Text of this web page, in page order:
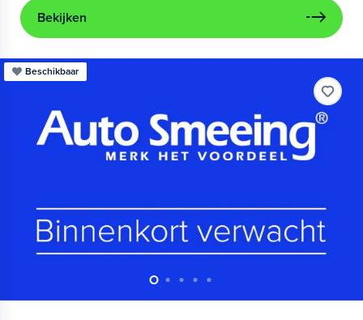
Bekijken
Beschikbaar